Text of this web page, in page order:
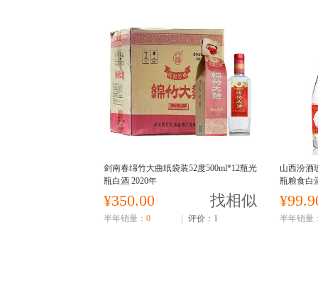
剑南春绵竹大曲纸袋装52度500ml*12瓶光
瓶白酒 2020年
¥350.00 找相似
半年销量： 0 评价：1
山西汾酒
瓶粮食白
半年销量